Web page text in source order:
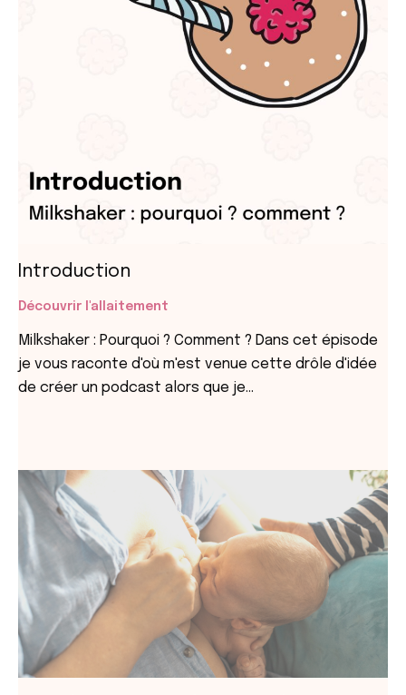
Introduction
Découvrir l'allaitement
Milkshaker : Pourquoi ? Comment ? Dans cet épisode
je vous raconte d'où m'est venue cette drôle d'idée
de créer un podcast alors que je…